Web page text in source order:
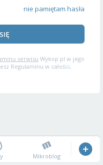
nie pamiętam hasła
serwisu Wykop.pl w jego
Regulaminu w całości,
Mikroblog